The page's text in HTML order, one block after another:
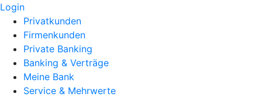
Login
Privatkunden
Firmenkunden
Private Banking
Banking & Verträge
Meine Bank
Service & Mehrwerte